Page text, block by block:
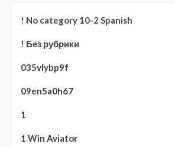
! No category 10-2 Spanish
! Без рубрики
035vlybp9f
09en5a0h67
1
1 Win Aviator